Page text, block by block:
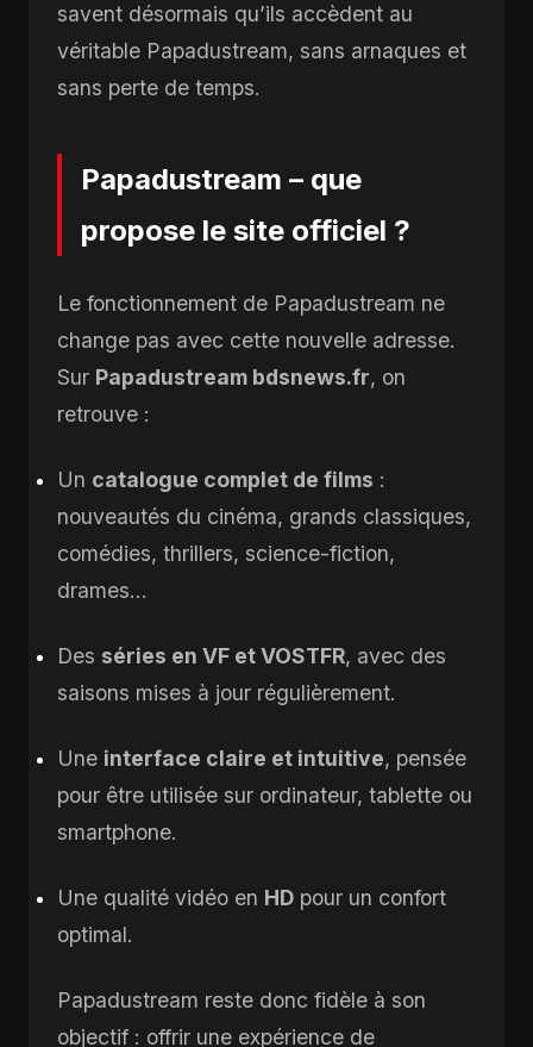
savent désormais qu’ils accèdent au
véritable Papadustream, sans arnaques et
sans perte de temps.
Papadustream – que
propose le site officiel ?
Le fonctionnement de Papadustream ne
change pas avec cette nouvelle adresse.
Sur Papadustream bdsnews.fr, on
retrouve :
Un catalogue complet de films :
nouveautés du cinéma, grands classiques,
comédies, thrillers, science-fiction,
drames…
Des séries en VF et VOSTFR, avec des
saisons mises à jour régulièrement.
Une interface claire et intuitive, pensée
pour être utilisée sur ordinateur, tablette ou
smartphone.
Une qualité vidéo en HD pour un confort
optimal.
Papadustream reste donc fidèle à son
objectif : offrir une expérience de